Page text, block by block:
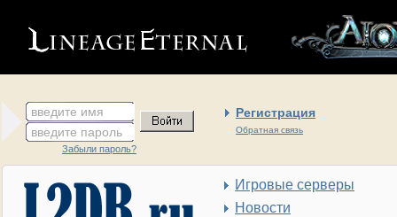
введите имя Регистрация
Обратная связь
введите пароль
Забыли пароль?
Игровые серверы
Новости